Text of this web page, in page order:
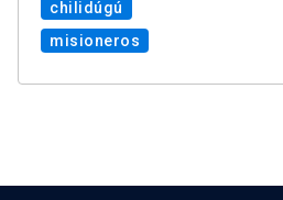
chilidúgú
misioneros